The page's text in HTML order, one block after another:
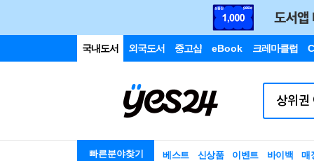
국내도서 외국도서 중고샵 eBook 크레마클럽
빠른분야찾기 베스트 신상품 이벤트 바이백 매